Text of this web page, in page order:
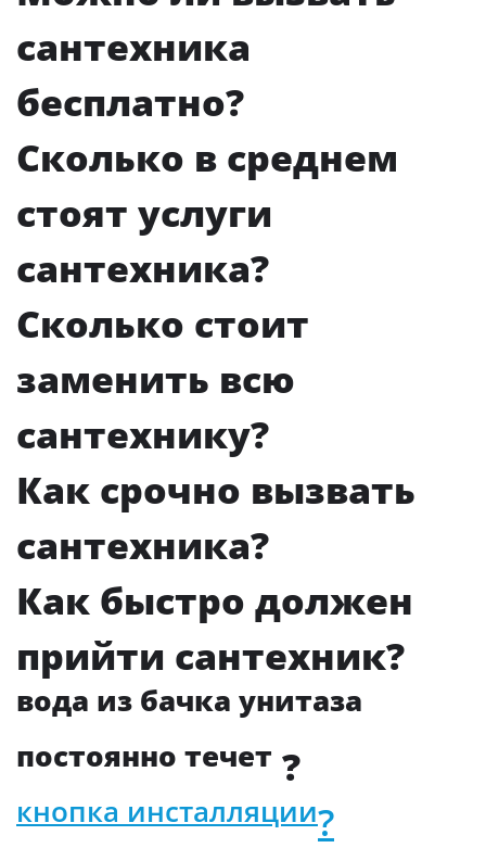
сантехника
бесплатно?
Сколько в среднем
стоят услуги
сантехника?
Сколько стоит
заменить всю
сантехнику?
Как срочно вызвать
сантехника?
Как быстро должен
прийти сантехник?
вода из бачка унитаза
постоянно течет ?
кнопка инсталляции?